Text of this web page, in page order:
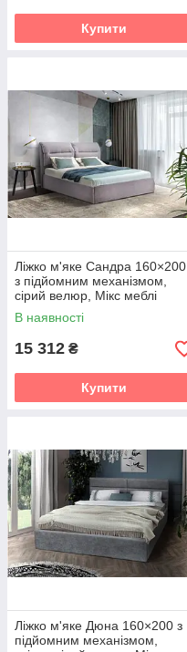
Купити
Ліжко м'яке Сандра 160×200
з підйомним механізмом,
сірий велюр, Мікс меблі
В наявності
15 312 ₴
Купити
Ліжко м'яке Дюна 160×200 з
підйомним механізмом,